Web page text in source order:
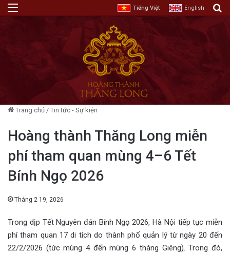
Tiếng Việt English
Trang chủ / Tin tức - Sự kiện
Hoàng thành Thăng Long miễn
phí tham quan mùng 4–6 Tết
Bính Ngọ 2026
Tháng 2 19, 2026
Trong dịp Tết Nguyên đán Bính Ngọ 2026, Hà Nội tiếp tục miễn
phí tham quan 17 di tích do thành phố quản lý từ ngày 20 đến
22/2/2026 (tức mùng 4 đến mùng 6 tháng Giêng). Trong đó,